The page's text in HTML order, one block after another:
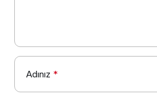
Adınız *